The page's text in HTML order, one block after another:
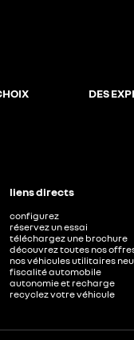
DES
liens directs
configurez
réservez un essai
téléchargez une brochure
découvrez toutes nos
nos véhicules utilitaires
fiscalité automobile
autonomie et recharge
recyclez votre véhicule